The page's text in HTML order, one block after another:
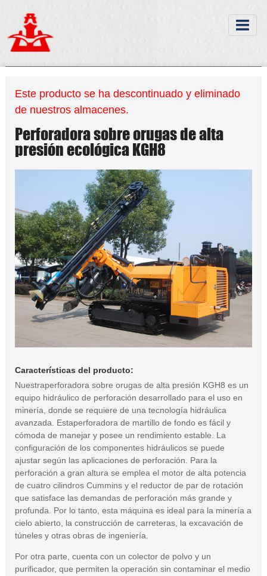
Este producto se ha descontinuado y eliminado
de nuestros almacenes.
Perforadora sobre orugas de alta
presión ecológica KGH8
Características del producto:
Nuestraperforadora sobre orugas de alta presión KGH8 es un
equipo hidráulico de perforación desarrollado para el uso en
minería, donde se requiere de una tecnología hidráulica
avanzada. Estaperforadora de martillo de fondo es fácil y
cómoda de manejar y posee un rendimiento estable. La
configuración de los componentes hidráulicos se puede
ajustar según las aplicaciones de perforación. Para la
perforación a gran altura se emplea el motor de alta potencia
de cuatro cilindros Cummins y el reductor de par de rotación
que satisface las demandas de perforación más grande y
profunda. Por lo tanto, esta máquina es ideal para la minería a
cielo abierto, la construcción de carreteras, la excavación de
túneles y otras obras de ingeniería.
Por otra parte, cuenta con un colector de polvo y un
purificador, que permiten la operación sin contaminar el medio